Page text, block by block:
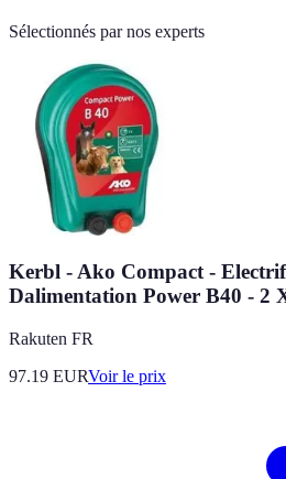
Sélectionnés par nos experts
Kerbl - Ako Compact -
Dalimentation Power B40 - 2
Rakuten FR
97.19 EURVoir le prix